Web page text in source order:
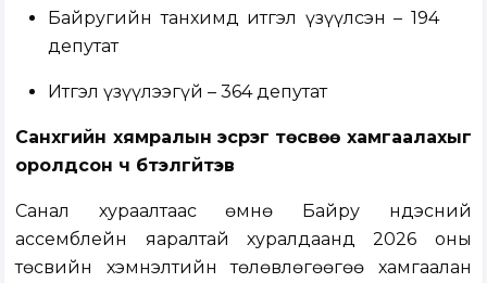
Байругийн танхимд итгэл үзүүлсэн – 194
депутат
Итгэл үзүүлээгүй – 364 депутат
Санхүүгийн хямралын эсрэг төсвөө хамгаалахыг
оролдсон ч бүтэлгүйтэв
Санал хураалтаас өмнө Байру Үндэсний
ассемблейн яаралтай хуралдаанд 2026 оны
төсвийн хэмнэлтийн төлөвлөгөөгөө хамгаалан